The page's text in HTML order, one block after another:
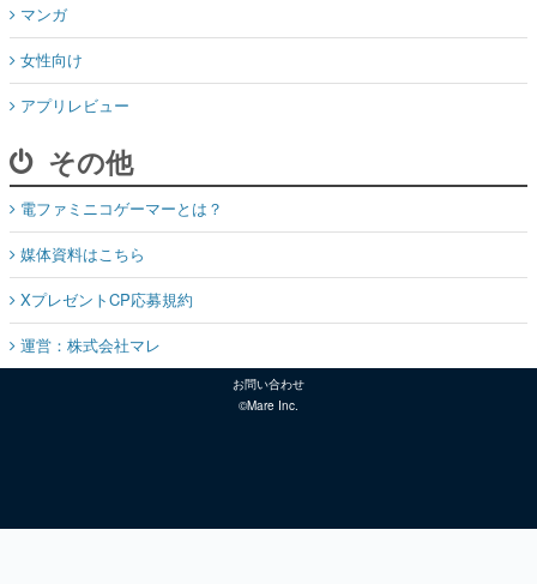
マンガ
女性向け
アプリレビュー
その他
電ファミニコゲーマーとは？
媒体資料はこちら
XプレゼントCP応募規約
運営：株式会社マレ
お問い合わせ
©Mare Inc.